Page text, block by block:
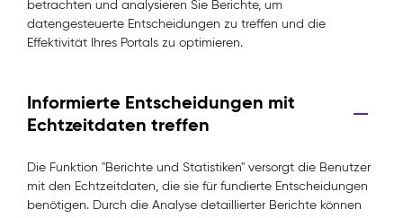
betrachten und analysieren Sie Berichte, um
datengesteuerte Entscheidungen zu treffen und die
Effektivität Ihres Portals zu optimieren.
Informierte Entscheidungen mit
Echtzeitdaten treffen
Die Funktion "Berichte und Statistiken" versorgt die Benutzer
mit den Echtzeitdaten, die sie für fundierte Entscheidungen
benötigen. Durch die Analyse detaillierter Berichte können